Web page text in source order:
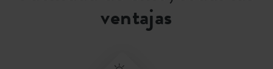
ventajas